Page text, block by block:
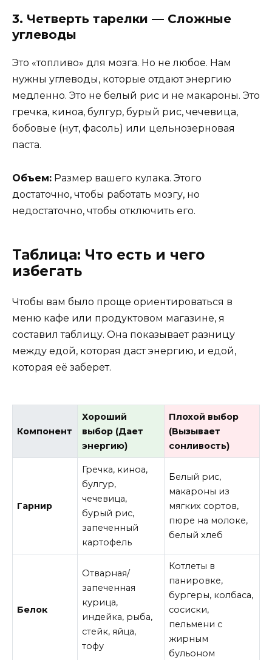
3. Четверть тарелки — Сложные
углеводы
Это «топливо» для мозга. Но не любое. Нам
нужны углеводы, которые отдают энергию
медленно. Это не белый рис и не макароны. Это
гречка, киноа, булгур, бурый рис, чечевица,
бобовые (нут, фасоль) или цельнозерновая
паста.
Объем: Размер вашего кулака. Этого
достаточно, чтобы работать мозгу, но
недостаточно, чтобы отключить его.
Таблица: Что есть и чего
избегать
Чтобы вам было проще ориентироваться в
меню кафе или продуктовом магазине, я
составил таблицу. Она показывает разницу
между едой, которая даст энергию, и едой,
которая её заберет.
Компонент
Хороший
выбор (Дает
энергию)
Плохой выбор
(Вызывает
сонливость)
Гарнир
Гречка, киноа,
булгур,
чечевица,
бурый рис,
запеченный
картофель
Белый рис,
макароны из
мягких сортов,
пюре на молоке,
белый хлеб
Белок
Отварная/
запеченная
курица,
индейка, рыба,
стейк, яйца,
тофу
Котлеты в
панировке,
бургеры, колбаса,
сосиски,
пельмени с
жирным
бульоном